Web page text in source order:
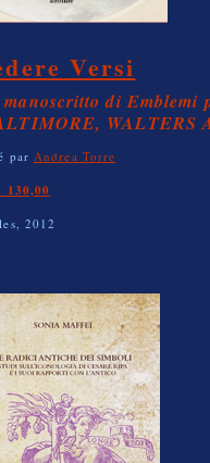
Versi
manoscritto di Emblemi
WALTERS
par Andrea Torre
130,00
2012